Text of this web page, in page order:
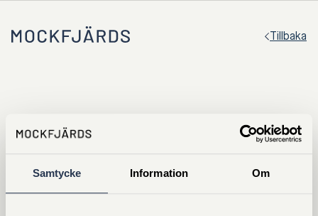
Samtycke Information Om
Tillbaka